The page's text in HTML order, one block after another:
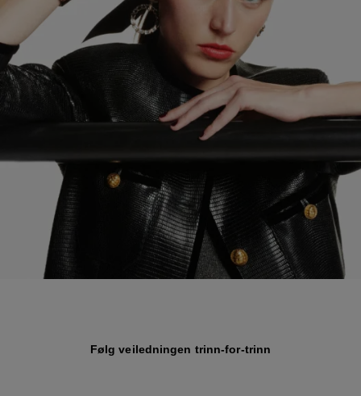
Følg veiledningen trinn-for-trinn